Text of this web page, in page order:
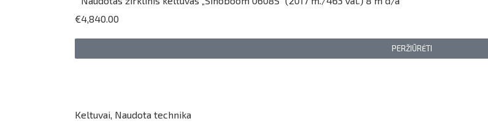
€4,840.00
PERŽIŪRĖTI
Keltuvai Naudota technika